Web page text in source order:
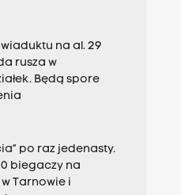
na al. 29
rusza w
Będą spore
po raz jedenasty.
biegaczy na
Tarnowie i